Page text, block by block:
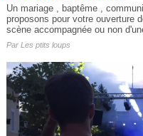
Un mariage , baptême ,
proposons pour votre ouverture
scène accompagnée ou non
Par Les ptits loups